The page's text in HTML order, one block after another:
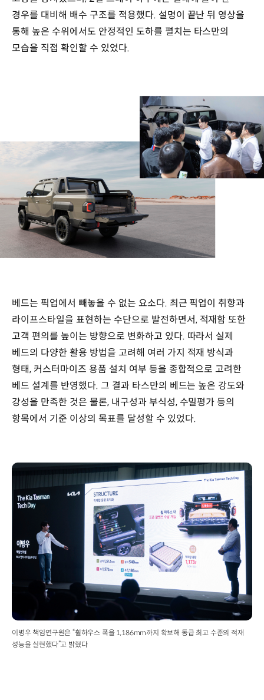
경우를 대비해 배수 구조를 적용했다. 설명이 끝난 뒤 영상을
통해 높은 수위에서도 안정적인 도하를 펼치는 타스만의
모습을 직접 확인할 수 있었다.
베드는 픽업에서 빼놓을 수 없는 요소다. 최근 픽업이 취향과
라이프스타일을 표현하는 수단으로 발전하면서, 적재함 또한
고객 편의를 높이는 방향으로 변화하고 있다. 따라서 실제
베드의 다양한 활용 방법을 고려해 여러 가지 적재 방식과
형태, 커스터마이즈 용품 설치 여부 등을 종합적으로 고려한
베드 설계를 반영했다. 그 결과 타스만의 베드는 높은 강도와
강성을 만족한 것은 물론, 내구성과 부식성, 수밀평가 등의
항목에서 기준 이상의 목표를 달성할 수 있었다.
이병우 책임연구원은 “휠하우스 폭을 1,186mm까지 확보해 동급 최고 수준의 적재
성능을 실현했다”고 밝혔다